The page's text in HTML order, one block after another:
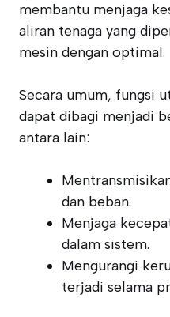
membantu menjaga
aliran tenaga yang
mesin dengan optimal.
Secara umum, fungsi
dapat dibagi menjadi
antara lain:
dan beban.
Menjaga
dalam sistem.
Mengurangi
terjadi selama